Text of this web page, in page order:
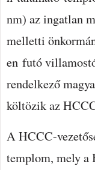
nm) az ingatlan
melletti
en futó
rendelkező
költözik az
A HCCC-
templom, mely a